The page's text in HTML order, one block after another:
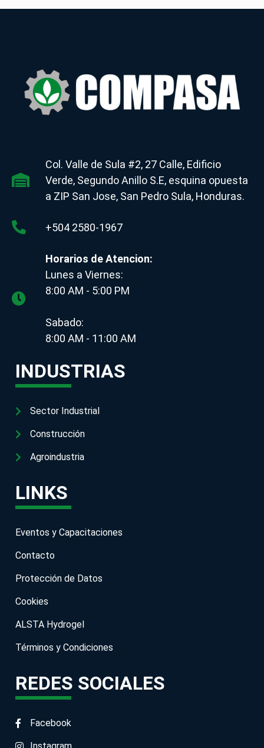
Col. Valle de Sula #2, 27 Calle, Edificio
Verde, Segundo Anillo S.E, esquina opuesta
a ZIP San Jose, San Pedro Sula, Honduras.
+504 2580-1967
Horarios de Atencion:
Lunes a Viernes:
8:00 AM - 5:00 PM
Sabado:
8:00 AM - 11:00 AM
INDUSTRIAS
Sector Industrial
Construcción
Agroindustria
LINKS
Eventos y Capacitaciones
Contacto
Protección de Datos
Cookies
ALSTA Hydrogel
Términos y Condiciones
REDES SOCIALES
Facebook
Instagram